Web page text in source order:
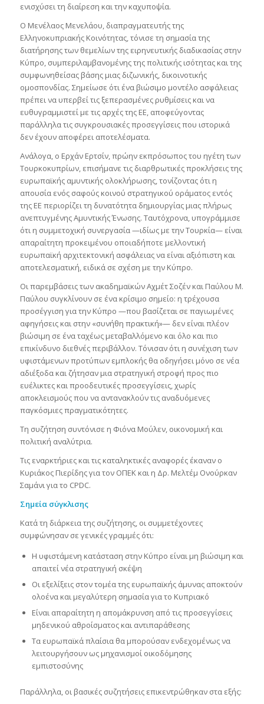
ενισχύσει τη διαίρεση και την καχυποψία.
Ο Μενέλαος Μενελάου, διαπραγματευτής της
Ελληνοκυπριακής Κοινότητας, τόνισε τη σημασία της
διατήρησης των θεμελίων της ειρηνευτικής διαδικασίας στην
Κύπρο, συμπεριλαμβανομένης της πολιτικής ισότητας και της
συμφωνηθείσας βάσης μιας διζωνικής, δικοινοτικής
ομοσπονδίας. Σημείωσε ότι ένα βιώσιμο μοντέλο ασφάλειας
πρέπει να υπερβεί τις ξεπερασμένες ρυθμίσεις και να
ευθυγραμμιστεί με τις αρχές της ΕΕ, αποφεύγοντας
παράλληλα τις συγκρουσιακές προσεγγίσεις που ιστορικά
δεν έχουν αποφέρει αποτελέσματα.
Ανάλογα, ο Ερχάν Ερτσίν, πρώην εκπρόσωπος του ηγέτη των
Τουρκοκυπρίων, επισήμανε τις διαρθρωτικές προκλήσεις της
ευρωπαϊκής αμυντικής ολοκλήρωσης, τονίζοντας ότι η
απουσία ενός σαφούς κοινού στρατηγικού οράματος εντός
της ΕΕ περιορίζει τη δυνατότητα δημιουργίας μιας πλήρως
ανεπτυγμένης Αμυντικής Ένωσης. Ταυτόχρονα, υπογράμμισε
ότι η συμμετοχική συνεργασία —ιδίως με την Τουρκία— είναι
απαραίτητη προκειμένου οποιαδήποτε μελλοντική
ευρωπαϊκή αρχιτεκτονική ασφάλειας να είναι αξιόπιστη και
αποτελεσματική, ειδικά σε σχέση με την Κύπρο.
Οι παρεμβάσεις των ακαδημαϊκών Αχμέτ Σοζέν και Παύλου Μ.
Παύλου συγκλίνουν σε ένα κρίσιμο σημείο: η τρέχουσα
προσέγγιση για την Κύπρο —που βασίζεται σε παγιωμένες
αφηγήσεις και στην «συνήθη πρακτική»— δεν είναι πλέον
βιώσιμη σε ένα ταχέως μεταβαλλόμενο και όλο και πιο
επικίνδυνο διεθνές περιβάλλον. Τόνισαν ότι η συνέχιση των
υφιστάμενων προτύπων εμπλοκής θα οδηγήσει μόνο σε νέα
αδιέξοδα και ζήτησαν μια στρατηγική στροφή προς πιο
ευέλικτες και προοδευτικές προσεγγίσεις, χωρίς
αποκλεισμούς που να αντανακλούν τις αναδυόμενες
παγκόσμιες πραγματικότητες.
Τη συζήτηση συντόνισε η Φιόνα Μούλεν, οικονομική και
πολιτική αναλύτρια.
Τις εναρκτήριες και τις καταληκτικές αναφορές έκαναν ο
Κυριάκος Πιερίδης για τον ΟΠΕΚ και η Δρ. Μελτέμ Ονούρκαν
Σαμάνι για το CPDC.
Σημεία σύγκλισης
Κατά τη διάρκεια της συζήτησης, οι συμμετέχοντες
συμφώνησαν σε γενικές γραμμές ότι:
Η υφιστάμενη κατάσταση στην Κύπρο είναι μη βιώσιμη και
απαιτεί νέα στρατηγική σκέψη
Οι εξελίξεις στον τομέα της ευρωπαϊκής άμυνας αποκτούν
ολοένα και μεγαλύτερη σημασία για το Κυπριακό
Είναι απαραίτητη η απομάκρυνση από τις προσεγγίσεις
μηδενικού αθροίσματος και αντιπαράθεσης
Τα ευρωπαϊκά πλαίσια θα μπορούσαν ενδεχομένως να
λειτουργήσουν ως μηχανισμοί οικοδόμησης
εμπιστοσύνης
Παράλληλα, οι βασικές συζητήσεις επικεντρώθηκαν στα εξής: